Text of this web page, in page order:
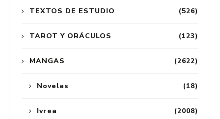
(526)
TEXTOS DE ESTUDIO
(123)
TAROT Y ORÁCULOS
(2622)
MANGAS
(18)
Novelas
(2008)
Ivrea